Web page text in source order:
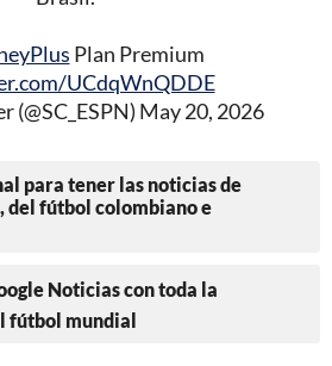
Plan Premium
UCdqWnQDDE
(@SC_ESPN) May 20, 2026
para tener las noticias de
del fútbol colombiano e
Noticias con toda la
fútbol mundial